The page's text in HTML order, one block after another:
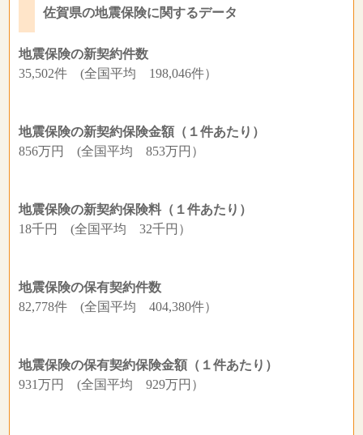
佐賀県の地震保険に関するデータ
地震保険の新契約件数
35,502件 (全国平均 198,046件）
地震保険の新契約保険金額（１件あたり）
856万円 (全国平均 853万円）
地震保険の新契約保険料（１件あたり）
18千円 (全国平均 32千円）
地震保険の保有契約件数
82,778件 (全国平均 404,380件）
地震保険の保有契約保険金額（１件あたり）
931万円 (全国平均 929万円）